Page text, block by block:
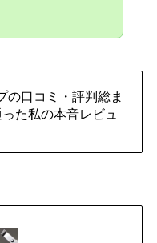
の口コミ・評判総ま
た私の本音レビュ